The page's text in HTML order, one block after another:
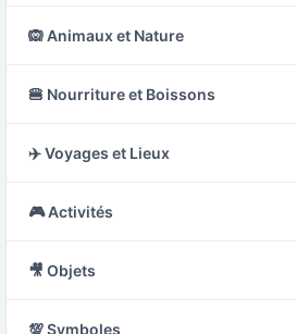
🙉 Animaux et Nature
🍔 Nourriture et Boissons
✈️ Voyages et Lieux
🎮 Activités
🎥 Objets
💯 Symboles